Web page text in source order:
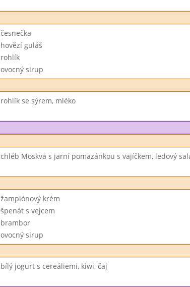
česnečka
hovězí guláš
rohlík
ovocný sirup
rohlík se sýrem, mléko
chléb Moskva s jarní pomazánkou s vajíčkem, ledový
žampiónový krém
špenát s vejcem
brambor
ovocný sirup
bílý jogurt s cereáliemi, kiwi, čaj